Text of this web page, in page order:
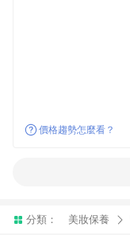
價格趨勢怎麼看？
分類： 美妝保養